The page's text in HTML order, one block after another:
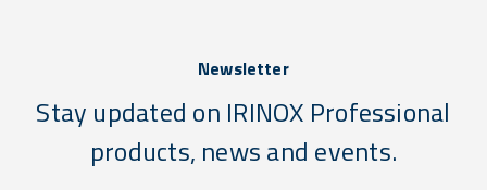
Newsletter
Stay updated on IRINOX Professional
products, news and events.